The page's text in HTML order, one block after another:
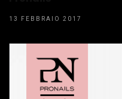
13 FEBBRAIO 2017